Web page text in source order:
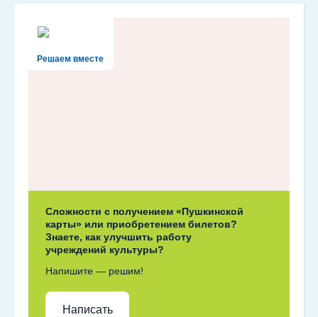
Решаем вместе
Сложности с получением «Пушкинской
карты» или приобретением билетов?
Знаете, как улучшить работу
учреждений культуры?
Напишите — решим!
Написать